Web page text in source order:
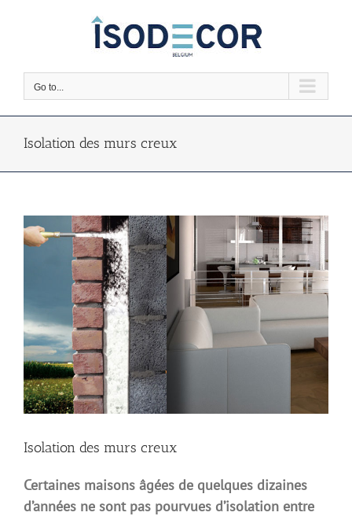
Go to...
Isolation des murs creux
Isolation des murs creux
Certaines maisons âgées de quelques dizaines
d’années ne sont pas pourvues d’isolation entre